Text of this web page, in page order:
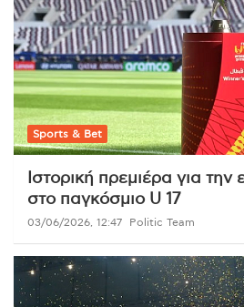
Sports & Bet
Ιστορική πρεμιέρα για την
στο παγκόσμιο U 17
03/06/2026, 12:47 Politic Team